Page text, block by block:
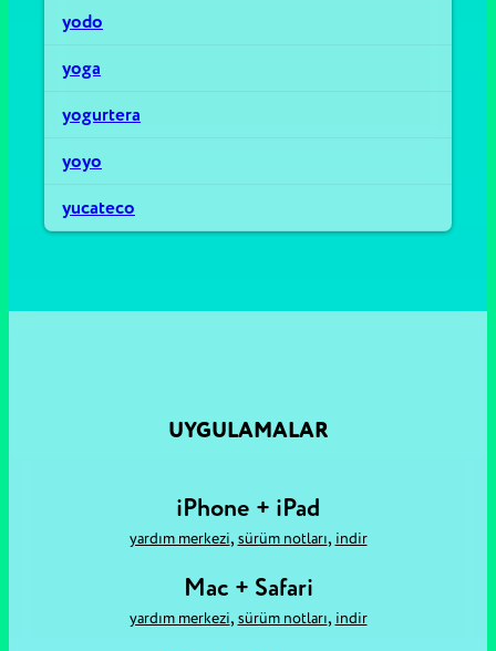
yodo
yoga
yogurtera
yoyo
yucateco
UYGULAMALAR
iPhone + iPad
yardım merkezi, sürüm notları, i̇ndir
Mac + Safari
yardım merkezi, sürüm notları, i̇ndir